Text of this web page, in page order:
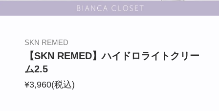
SKN REMED
【SKN REMED】ハイドロライトクリー
ム2.5
¥3,960(税込)